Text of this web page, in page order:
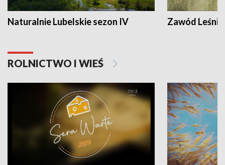
Naturalnie Lubelskie sezon IV Zawód Leśnik
ROLNICTWO I WIEŚ